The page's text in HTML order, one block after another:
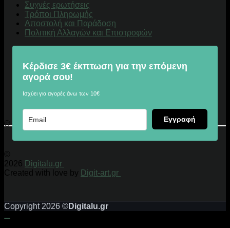
Συχνές ερωτήσεις
Τρόποι Πληρωμής
Αποστολή και Παράδοση
Πολιτική Αλλαγών και Επιστροφών
Κέρδισε 3€ έκπτωση για την επόμενη
αγορά σου!
Ισχύει για αγορές άνω των 10€
Εγγραφή
© 2026 Digitalu.gr
©
2026 Digitalu.gr
Created with love by Digit-art.gr
Copyright 2026 ©Digitalu.gr